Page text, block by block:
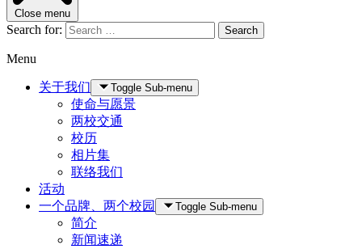
Close menu
Search for: Search
Menu
关于我们 Toggle Sub-menu
使命与愿景
两校交通
校历
相片集
联络我们
活动
一个品牌、两个校园
Toggle Sub-menu
简介
新闻速递